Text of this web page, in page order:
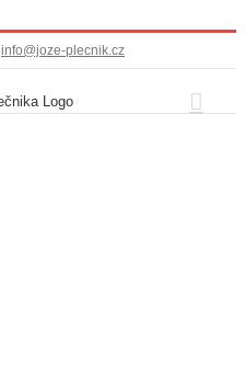
info@joze-plecnik.cz